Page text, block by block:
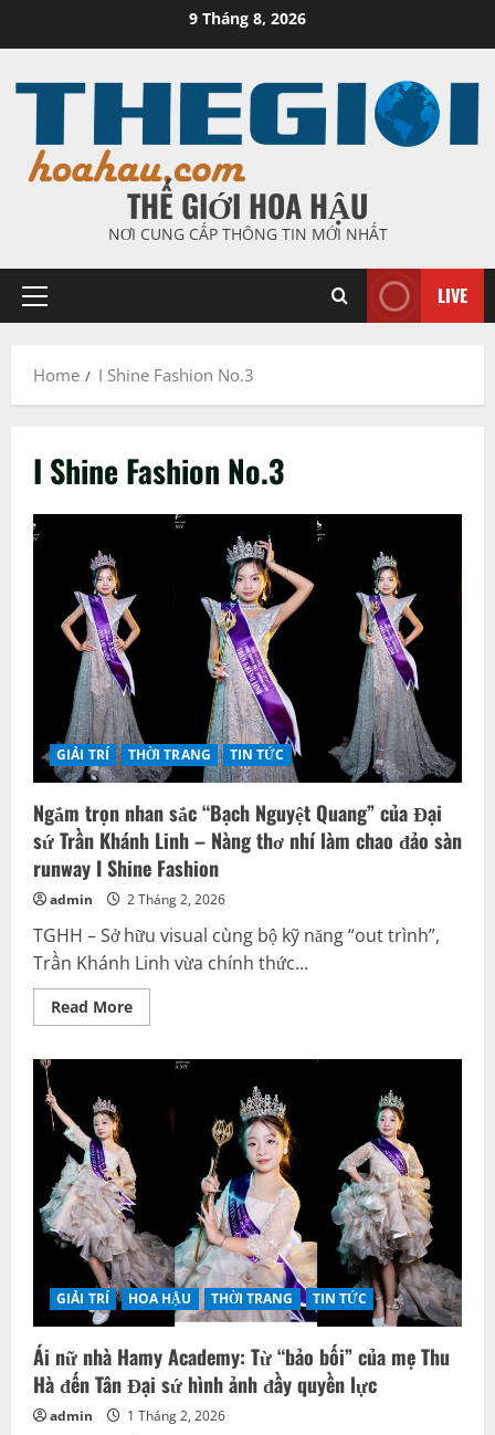
9 Tháng 8, 2026
THẾ GIỚI HOA HẬU
NƠI CUNG CẤP THÔNG TIN MỚI NHẤT
Primary
LIVE
Home I Shine Fashion No.3
I Shine Fashion No.3
GIẢI TRÍ THỜI TRANG TIN TỨC
Ngắm trọn nhan sắc “Bạch Nguyệt Quang” của Đại
sứ Trần Khánh Linh – Nàng thơ nhí làm chao đảo sàn
runway I Shine Fashion
admin 2 Tháng 2, 2026
TGHH – Sở hữu visual cùng bộ kỹ năng “out trình”,
Trần Khánh Linh vừa chính thức...
Read MoreRead
more
“Bạch
Nguyệt
của
Đại
sứ
Trần
Khánh
Linh
–
Nàng
thơ
nhí
làm
chao
sàn
runway
I
Shine
Fashion
GIẢI TRÍ HOA HẬU THỜI TRANG TIN TỨC
Ái nữ nhà Hamy Academy: Từ “bảo bối” của mẹ Thu
Hà đến Tân Đại sứ hình ảnh đầy quyền lực
admin 1 Tháng 2, 2026